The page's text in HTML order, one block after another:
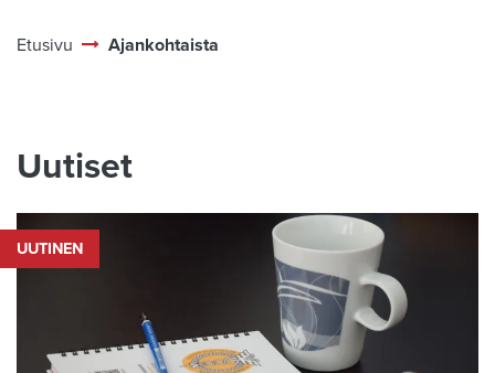
Etusivu Ajankohtaista
Uutiset
UUTINEN